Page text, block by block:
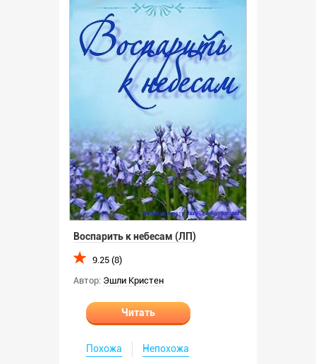
Воспарить к небесам (ЛП)
9.25 (8)
Автор: Эшли Кристен
Читать
Похожа Непохожа